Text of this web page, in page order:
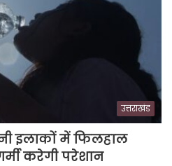
उत्तराखंड
इलाकों में फिलहाल
करेगी परेशान